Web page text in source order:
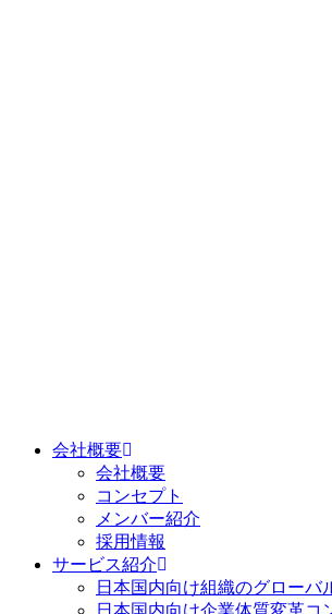
会社概要
会社概要
コンセプト
メンバー紹介
採用情報
サービス紹介
日本国内向け組織のグローバ
日本国内向け企業体質変革コ